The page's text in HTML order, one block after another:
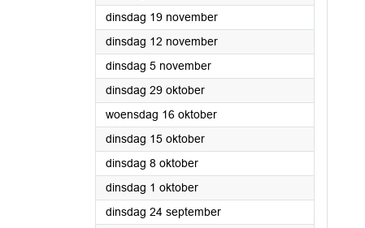
dinsdag 19 november2024
dinsdag 12 november2024
dinsdag 5 november2024
dinsdag 29 oktober2024
woensdag 16 oktober2024
dinsdag 15 oktober2024
dinsdag 8 oktober2024
dinsdag 1 oktober2024
dinsdag 24 september2024